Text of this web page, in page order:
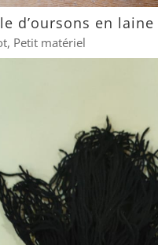
d’oursons en laine
, Petit matériel